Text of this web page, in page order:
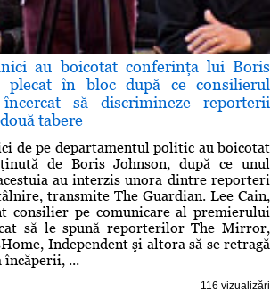
au boicotat conferinţa lui Boris
plecat în bloc după ce consilierul
să discrimineze reporterii
tabere
de pe departamentul politic au boicotat
de Boris Johnson, după ce unul
au interzis unora dintre reporteri
transmite The Guardian. Lee Cain,
consilier pe comunicare al premierului
să le spună reporterilor The Mirror,
Independent şi altora să se retragă
...
116 vizualizări